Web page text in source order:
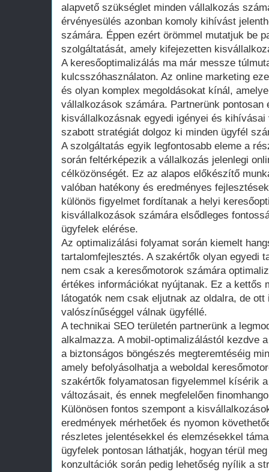
alapvető szükséglet minden vállalkozás
érvényesülés azonban komoly kihívást
számára. Éppen ezért örömmel mutatjuk be
szolgáltatását, amely kifejezetten
A keresőoptimalizálás ma már messze
kulcsszóhasználaton. Az online marketing
és olyan komplex megoldásokat kínál,
vállalkozások számára. Partnerünk pontosan
kisvállalkozásnak egyedi igényei és
szabott stratégiát dolgoz ki minden ügyfél
A szolgáltatás egyik legfontosabb eleme a
során feltérképezik a vállalkozás jelenlegi
célközönségét. Ez az alapos előkészítő
valóban hatékony és eredményes
különös figyelmet fordítanak a helyi
kisvállalkozások számára elsődleges
ügyfelek elérése.
Az optimalizálási folyamat során kiemelt
tartalomfejlesztés. A szakértők olyan egyedi
nem csak a keresőmotorok számára
értékes információkat nyújtanak. Ez a kettős
látogatók nem csak eljutnak az oldalra, de
valószínűséggel válnak ügyféllé.
A technikai SEO területén partnerünk a
alkalmazza. A mobil-optimalizálástól kezdve
a biztonságos böngészés megteremtéséig
amely befolyásolhatja a weboldal
szakértők folyamatosan figyelemmel kísérik
változásait, és ennek megfelelően
Különösen fontos szempont a
eredmények mérhetőek és nyomon
részletes jelentésekkel és elemzésekkel
ügyfelek pontosan láthatják, hogyan térül
konzultációk során pedig lehetőség nyílik a